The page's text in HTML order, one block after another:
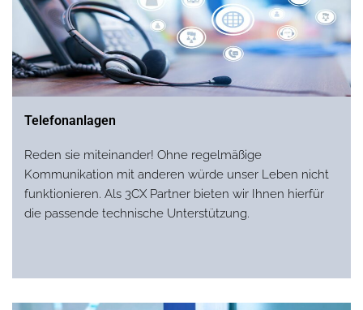
Telefonanlagen
Reden sie miteinander! Ohne regelmäßige
Kommunikation mit anderen würde unser Leben nicht
funktionieren. Als 3CX Partner bieten wir Ihnen hierfür
die passende technische Unterstützung.